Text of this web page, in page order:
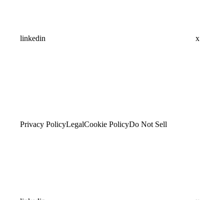
linkedin x
Privacy PolicyLegalCookie PolicyDo Not Sell